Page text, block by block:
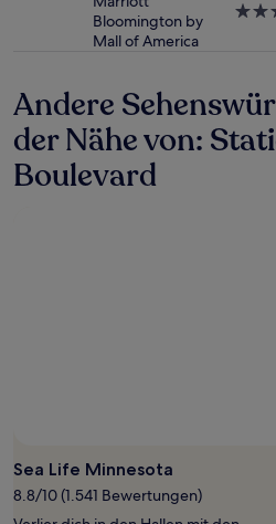
Bloomington by
Mall of America
3.0-
Andere
der Nähe von:
Boulevard
Sea Life Minnesota
8.8/10 (1.541 Bewertungen)